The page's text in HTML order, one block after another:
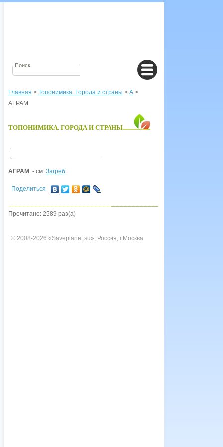
Главная > Топонимика. Города и страны > А >
АГРАМ
ТОПОНИМИКА. ГОРОДА И СТРАНЫ
АГРАМ - см. Загреб
Поделиться
Прочитано: 2589 раз(а)
© 2008-2026 «Saveplanet.su», Россия, г.Москва